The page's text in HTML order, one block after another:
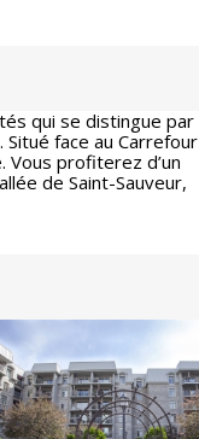
qui se distingue par
face au Carrefour
profiterez d’un
de Saint-Sauveur,